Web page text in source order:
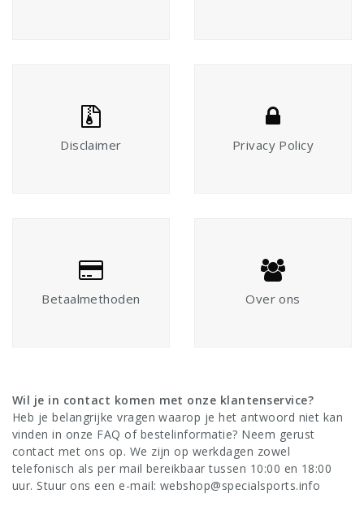
Disclaimer Privacy Policy
Betaalmethoden Over ons
Wil je in contact komen met onze klantenservice?
Heb je belangrijke vragen waarop je het antwoord niet kan
vinden in onze FAQ of bestelinformatie? Neem gerust
contact met ons op. We zijn op werkdagen zowel
telefonisch als per mail bereikbaar tussen 10:00 en 18:00
uur. Stuur ons een e-mail: webshop@specialsports.info